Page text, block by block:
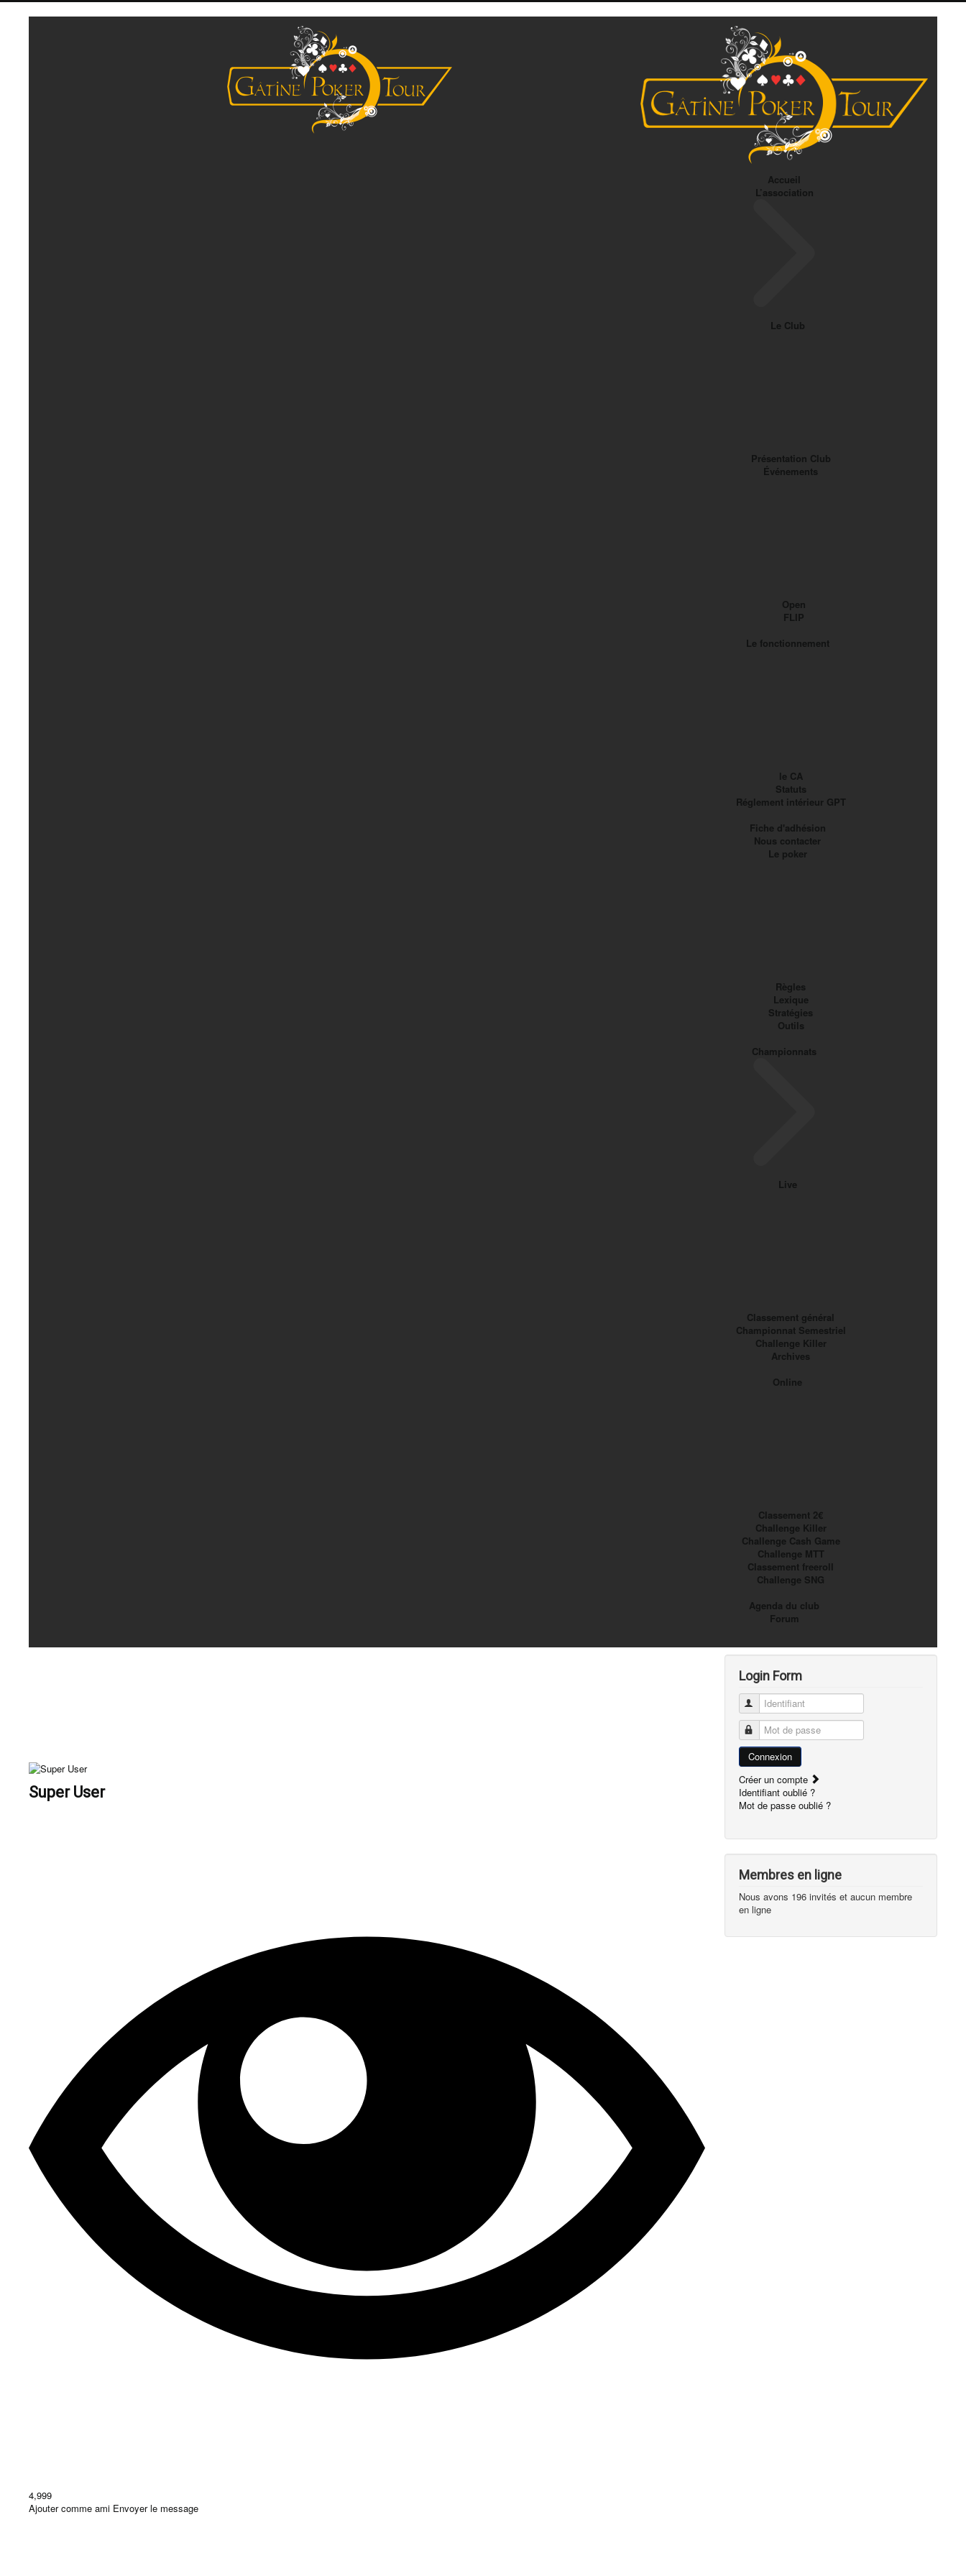
Accueil
L’association
Le Club
Présentation Club
Événements
Open
FLIP
Le fonctionnement
le CA
Statuts
Réglement intérieur GPT
Fiche d'adhésion
Nous contacter
Le poker
Règles
Lexique
Stratégies
Outils
Championnats
Live
Classement général
Championnat Semestriel
Challenge Killer
Archives
Online
Classement 2€
Challenge Killer
Challenge Cash Game
Challenge MTT
Classement freeroll
Challenge SNG
Agenda du club
Forum
Super User
4,999
Ajouter comme ami Envoyer le message
Login Form
Identifiant
Mot de passe
Connexion
Créer un compte
Identifiant oublié ?
Mot de passe oublié ?
Membres en ligne
Nous avons 196 invités et aucun membre
en ligne